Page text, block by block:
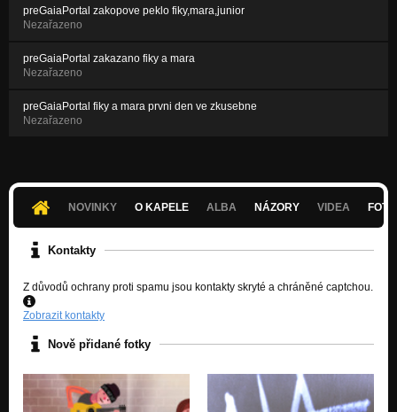
preGaiaPortal zakopove peklo fiky,mara,junior
Nezařazeno
preGaiaPortal zakazano fiky a mara
Nezařazeno
preGaiaPortal fiky a mara prvni den ve zkusebne
Nezařazeno
NOVINKY O KAPELE ALBA NÁZORY VIDEA
Kontakty
Z důvodů ochrany proti spamu jsou kontakty skryté a chráněné captchou.
Zobrazit kontakty
Nově přidané fotky